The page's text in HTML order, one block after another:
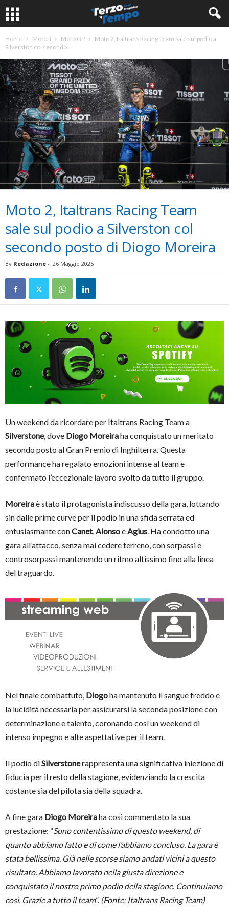
Home Motori Moto GP
Moto 2, Italtrans Racing Team sale sul podio a
Silverston col secondo...
Moto 2, Italtrans Racing Team
sale sul podio a Silverston col
secondo posto di Diogo Moreira
By Redazione - 26 Maggio 2025
Un weekend da ricordare per Italtrans Racing Team a
Silverstone, dove Diogo Moreiraha conquistato un meritato
secondo posto al Gran Premio di Inghilterra. Questa
performance ha regalato emozioni intense al team e
confermato l’eccezionale lavoro svolto da tutto il gruppo.
Moreiraè stato il protagonista indiscusso della gara, lottando
sin dalle prime curve per il podio in una sfida serrata ed
entusiasmante conCanet,AlonsoeAgius. Ha condotto una
gara all’attacco, senza mai cedere terreno, con sorpassi e
controsorpassi mantenendo un ritmo altissimo fino alla linea
del traguardo.
Nel finale combattuto, Diogoha mantenuto il sangue freddo e
la lucidità necessaria per assicurarsi la seconda posizione con
determinazione e talento, coronando così un weekend di
intenso impegno e alte aspettative per il team.
Il podio diSilverstonerappresenta una significativa iniezione di
fiducia per il resto della stagione, evidenziando la crescita
costante sia del pilota sia della squadra.
A fine gara Diogo Moreiraha così commentato la sua
prestazione: “Sono contentissimo di questo weekend, di
quanto abbiamo fatto e di come l’abbiamo concluso. La gara è
stata bellissima. Già nelle scorse siamo andati vicini a questo
risultato. Abbiamo lavorato nella giusta direzione e
conquistato il nostro primo podio della stagione. Continuiamo
così. Grazie a tutto il team”. (Fonte: Italtrans Racing Team)